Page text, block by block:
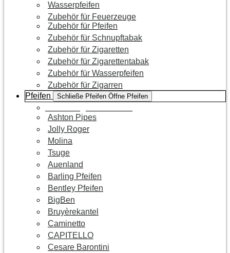
Wasserpfeifen
Zubehör für Feuerzeuge
Zubehör für Pfeifen
Zubehör für Schnupftabak
Zubehör für Zigaretten
Zubehör für Zigarettentabak
Zubehör für Wasserpfeifen
Zubehör für Zigarren
Pfeifen
Schließe Pfeifen Öffne Pfeifen
Ashton Pipes
Jolly Roger
Molina
Tsuge
Auenland
Barling Pfeifen
Bentley Pfeifen
BigBen
Bruyèrekantel
Caminetto
CAPITELLO
Cesare Barontini